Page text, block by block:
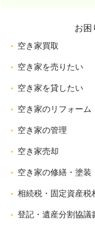
お困
空き家買取
空き家を売りたい
空き家を貸したい
空き家のリフォーム
空き家の管理
空き家売却
空き家の修繕・塗装
相続税・固定資産税
登記・遺産分割協議